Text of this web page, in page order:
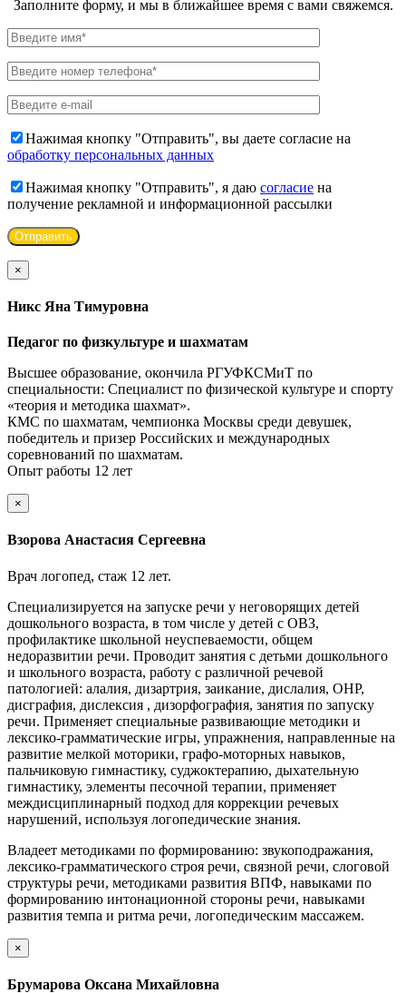
Заполните форму, и мы в ближайшее время с вами свяжемся.
Нажимая кнопку "Отправить", вы даете согласие на
обработку персональных данных
Нажимая кнопку "Отправить", я даю согласие на
получение рекламной и информационной рассылки
×
Никс Яна Тимуровна
Педагог по физкультуре и шахматам
Высшее образование, окончила РГУФКСМиТ по
специальности: Специалист по физической культуре и спорту
«теория и методика шахмат».
КМС по шахматам, чемпионка Москвы среди девушек,
победитель и призер Российских и международных
соревнований по шахматам.
Опыт работы 12 лет
×
Взорова Анастасия Сергеевна
Врач логопед, стаж 12 лет.
Специализируется на запуске речи у неговорящих детей
дошкольного возраста, в том числе у детей с ОВЗ,
профилактике школьной неуспеваемости, общем
недоразвитии речи. Проводит занятия с детьми дошкольного
и школьного возраста, работу с различной речевой
патологией: алалия, дизартрия, заикание, дислалия, ОНР,
дисграфия, дислексия , дизорфография, занятия по запуску
речи. Применяет специальные развивающие методики и
лексико-грамматические игры, упражнения, направленные на
развитие мелкой моторики, графо-моторных навыков,
пальчиковую гимнастику, суджоктерапию, дыхательную
гимнастику, элементы песочной терапии, применяет
междисциплинарный подход для коррекции речевых
нарушений, используя логопедические знания.
Владеет методиками по формированию: звукоподражания,
лексико-грамматического строя речи, связной речи, слоговой
структуры речи, методиками развития ВПФ, навыками по
формированию интонационной стороны речи, навыками
развития темпа и ритма речи, логопедическим массажем.
×
Брумарова Оксана Михайловна